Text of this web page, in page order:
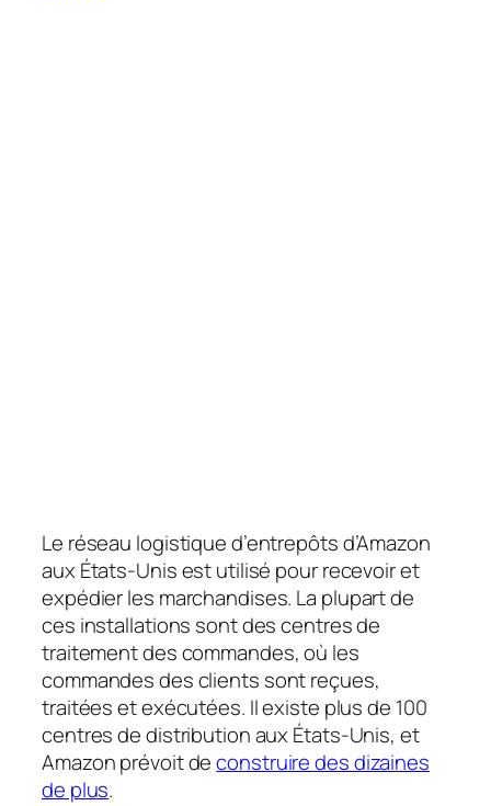
Le réseau logistique d’entrepôts d’Amazon
aux États-Unis est utilisé pour recevoir et
expédier les marchandises. La plupart de
ces installations sont des centres de
traitement des commandes, où les
commandes des clients sont reçues,
traitées et exécutées. Il existe plus de 100
centres de distribution aux États-Unis, et
Amazon prévoit deconstruire des dizaines
de plus.